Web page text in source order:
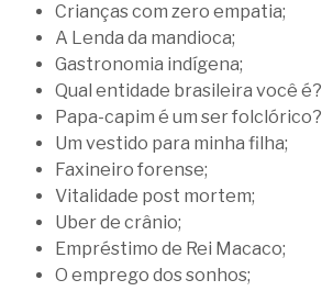
Crianças com zero empatia;
A Lenda da mandioca;
Gastronomia indígena;
Qual entidade brasileira você é?
Papa-capim é um ser folclórico?
Um vestido para minha filha;
Faxineiro forense;
Vitalidade post mortem;
Uber de crânio;
Empréstimo de Rei Macaco;
O emprego dos sonhos;